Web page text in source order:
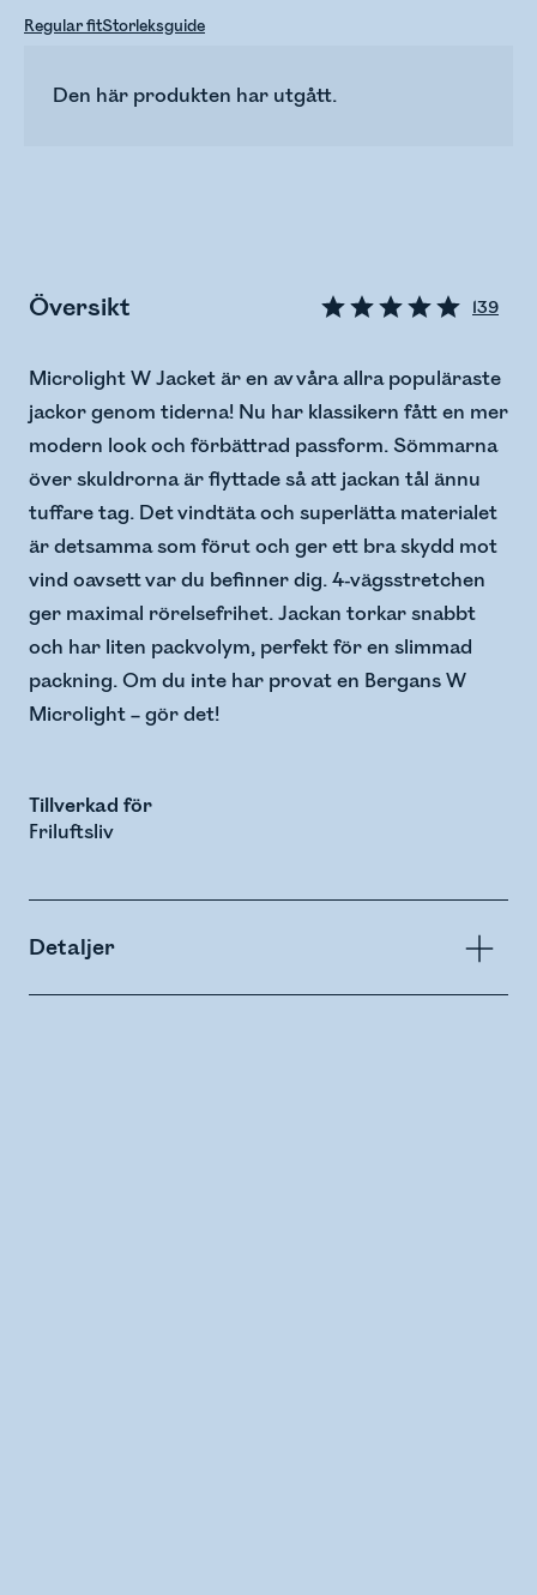
Regular fitStorleksguide
Den här produkten har utgått.
Översikt 139
Microlight W Jacket är en av våra allra populäraste
jackor genom tiderna! Nu har klassikern fått en mer
modern look och förbättrad passform. Sömmarna
över skuldrorna är flyttade så att jackan tål ännu
tuffare tag. Det vindtäta och superlätta materialet
är detsamma som förut och ger ett bra skydd mot
vind oavsett var du befinner dig. 4-vägsstretchen
ger maximal rörelsefrihet. Jackan torkar snabbt
och har liten packvolym, perfekt för en slimmad
packning. Om du inte har provat en Bergans W
Microlight – gör det!
Tillverkad för
Friluftsliv
Detaljer